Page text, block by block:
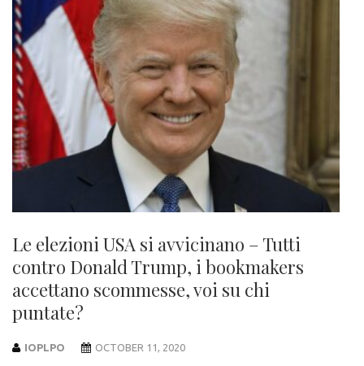
Le elezioni USA si avvicinano – Tutti
contro Donald Trump, i bookmakers
accettano scommesse, voi su chi
puntate?
IOPLPO OCTOBER 11, 2020